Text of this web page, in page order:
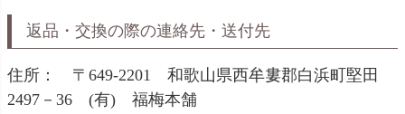
返品・交換の際の連絡先・送付先
住所： 〒649-2201 和歌山県西牟婁郡白浜町堅田
2497－36 (有) 福梅本舗